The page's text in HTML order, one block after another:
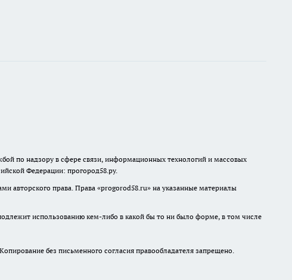
по надзору в сфере связи, информационных технологий и массовых
Федерации: прогород58.ру.
авторского права. Права «progorod58.ru» на указанные материалы
использованию кем-либо в какой бы то ни было форме, в том числе
без письменного согласия правообладателя запрещено.